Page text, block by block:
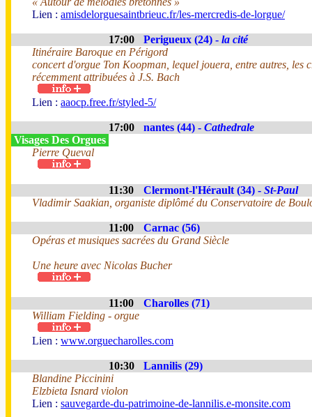
Lien : amisdelorguesaintbrieuc.fr/les-mercredis-de-lorgue/
17:00 Perigueux (24) - la cité
Itinéraire Baroque en Périgord
concert d'orgue Ton Koopman, lequel jouera, entre autres, les
récemment attribuées à J.S. Bach
Lien : aaocp.free.fr/styled-5/
17:00 nantes (44) - Cathedrale
Visages Des Orgues
Pierre Queval
11:30 Clermont-l'Hérault (34) - St-Paul
Vladimir Saakian, organiste diplômé du Conservatoire de
11:00
Carnac (56)
Opéras et musiques sacrées du Grand Siècle
Une heure avec Nicolas Bucher
11:00
Charolles (71)
William Fielding - orgue
Lien : www.orguecharolles.com
10:30
Lannilis (29)
Blandine Piccinini
Elzbieta Isnard violon
Lien : sauvegarde-du-patrimoine-de-lannilis.e-monsite.com